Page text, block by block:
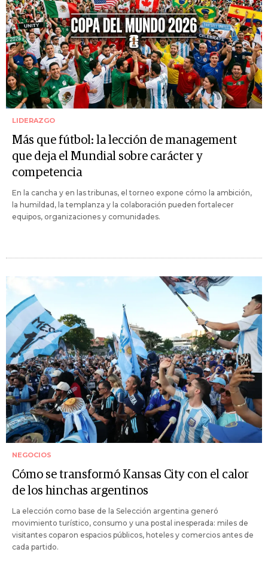
LIDERAZGO
Más que fútbol: la lección de management
que deja el Mundial sobre carácter y
competencia
En la cancha y en las tribunas, el torneo expone cómo la ambición,
la humildad, la templanza y la colaboración pueden fortalecer
equipos, organizaciones y comunidades.
NEGOCIOS
Cómo se transformó Kansas City con el calor
de los hinchas argentinos
La elección como base de la Selección argentina generó
movimiento turístico, consumo y una postal inesperada: miles de
visitantes coparon espacios públicos, hoteles y comercios antes de
cada partido.